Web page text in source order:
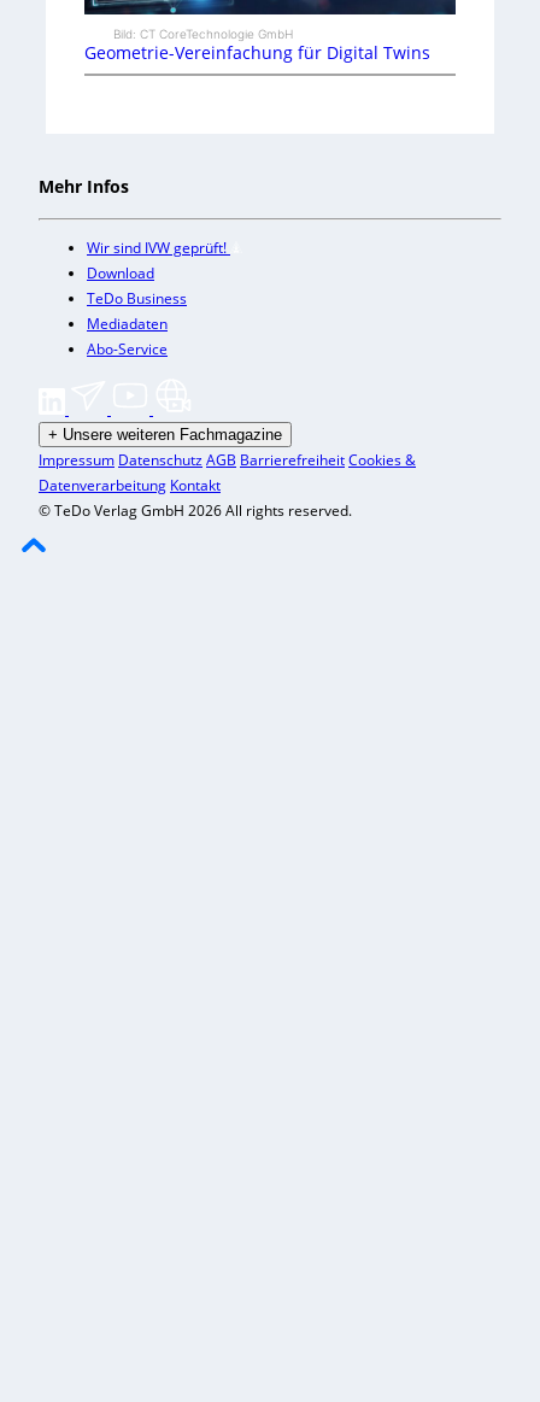
Bild: CT CoreTechnologie GmbH
Geometrie-Vereinfachung für Digital Twins
Mehr Infos
Wir sind IVW geprüft!
Download
TeDo Business
Mediadaten
Abo-Service
+ Unsere weiteren Fachmagazine
Impressum DatenschutzAGB BarrierefreiheitCookies &
Datenverarbeitung Kontakt
© TeDo Verlag GmbH 2026 All rights reserved.